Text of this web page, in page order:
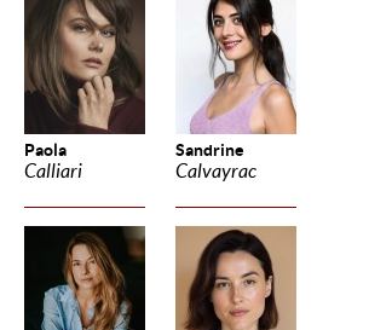
Paola
Calliari
Sandrine
Calvayrac